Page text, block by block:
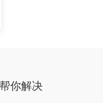
你解决